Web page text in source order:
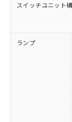
スイッチユニット
ランプ
※1 対